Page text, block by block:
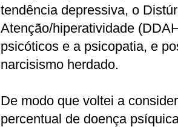
tendência depressiva, o
Atenção/hiperatividade
psicóticos e a psicopatia, e
narcisismo herdado.
De modo que voltei a
percentual de doença